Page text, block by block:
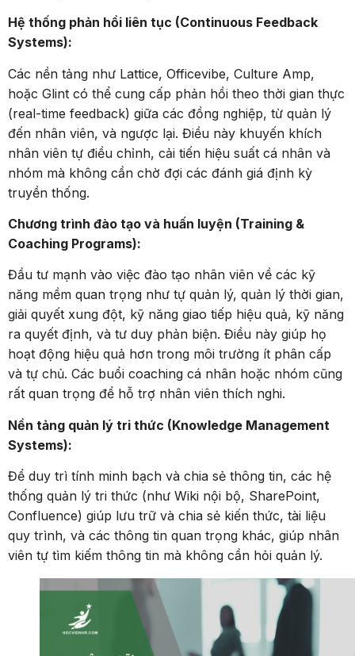
Hệ thống phản hồi liên tục (Continuous Feedback
Systems):
Các nền tảng như Lattice, Officevibe, Culture Amp,
hoặc Glint có thể cung cấp phản hồi theo thời gian thực
(real-time feedback) giữa các đồng nghiệp, từ quản lý
đến nhân viên, và ngược lại. Điều này khuyến khích
nhân viên tự điều chỉnh, cải tiến hiệu suất cá nhân và
nhóm mà không cần chờ đợi các đánh giá định kỳ
truyền thống.
Chương trình đào tạo và huấn luyện (Training &
Coaching Programs):
Đầu tư mạnh vào việc đào tạo nhân viên về các kỹ
năng mềm quan trọng như tự quản lý, quản lý thời gian,
giải quyết xung đột, kỹ năng giao tiếp hiệu quả, kỹ năng
ra quyết định, và tư duy phản biện. Điều này giúp họ
hoạt động hiệu quả hơn trong môi trường ít phân cấp
và tự chủ. Các buổi coaching cá nhân hoặc nhóm cũng
rất quan trọng để hỗ trợ nhân viên thích nghi.
Nền tảng quản lý tri thức (Knowledge Management
Systems):
Để duy trì tính minh bạch và chia sẻ thông tin, các hệ
thống quản lý tri thức (như Wiki nội bộ, SharePoint,
Confluence) giúp lưu trữ và chia sẻ kiến thức, tài liệu
quy trình, và các thông tin quan trọng khác, giúp nhân
viên tự tìm kiếm thông tin mà không cần hỏi quản lý.